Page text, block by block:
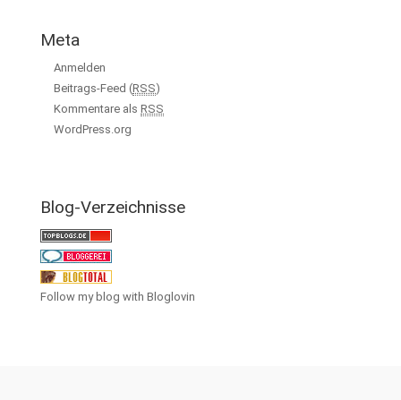
Meta
Anmelden
Beitrags-Feed (RSS)
Kommentare als RSS
WordPress.org
Blog-Verzeichnisse
Follow my blog with Bloglovin